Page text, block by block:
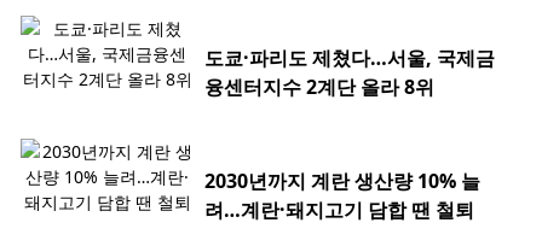
도쿄·파리도 제쳤다…서울, 국제금
융센터지수 2계단 올라 8위
2030년까지 계란 생산량 10% 늘
려…계란·돼지고기 담합 땐 철퇴